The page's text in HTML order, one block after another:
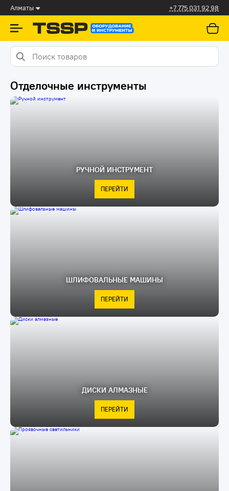
Алматы +7 775 031 92 98
Отделочные инструменты
РУЧНОЙ ИНСТРУМЕНТ
ПЕРЕЙТИ
ШЛИФОВАЛЬНЫЕ МАШИНЫ
ПЕРЕЙТИ
ДИСКИ АЛМАЗНЫЕ
ПЕРЕЙТИ